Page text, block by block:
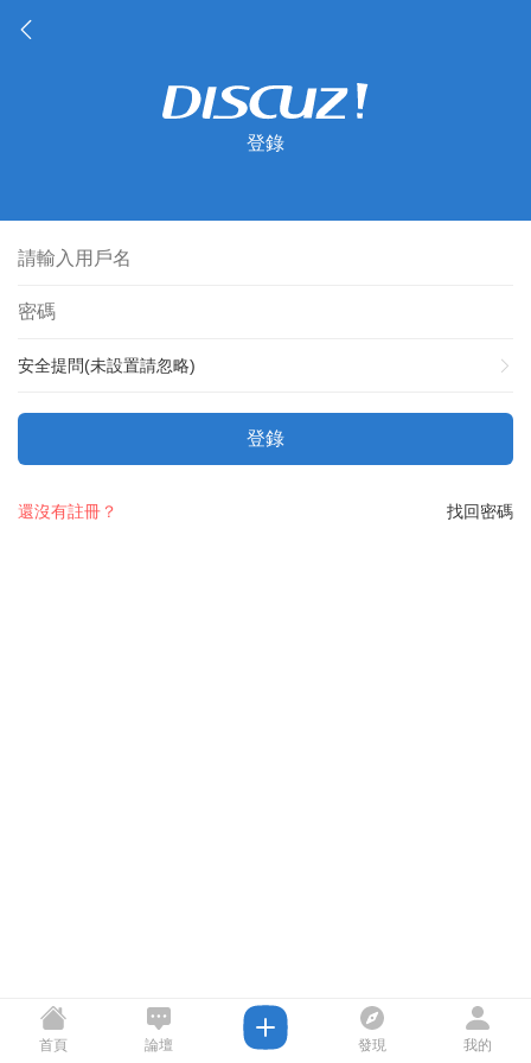
登錄
安全提問(未設置請忽略)
登錄
找回密碼
還沒有註冊？
首頁 論壇 發現 我的